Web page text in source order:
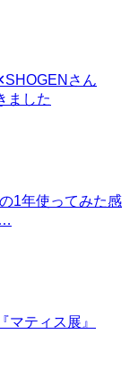
さん
ました
1年使ってみた感
マティス展』